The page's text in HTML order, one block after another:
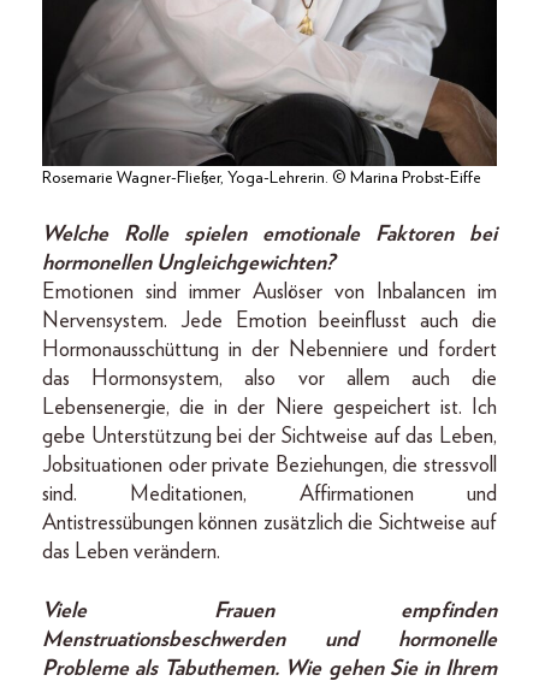
Rosemarie Wagner-Fließer, Yoga-Lehrerin. © Marina Probst-Eiffe
Welche Rolle spielen emotionale Faktoren bei
hormonellen Ungleichgewichten?
Emotionen sind immer Auslöser von Inbalancen im
Nervensystem. Jede Emotion beeinflusst auch die
Hormonausschüttung in der Nebenniere und fordert
das Hormonsystem, also vor allem auch die
Lebens­energie, die in der Niere gespeichert ist. Ich
gebe Unterstützung bei der Sichtweise auf das Leben,
Jobsituationen oder private Beziehungen, die stressvoll
sind. Meditationen, Affirmationen und
Antistressübungen können zusätzlich die Sichtweise auf
das Leben verändern.
Viele Frauen empfinden
Menstruationsbeschwerden und hormonelle
Probleme als Tabuthemen. Wie gehen Sie in Ihrem